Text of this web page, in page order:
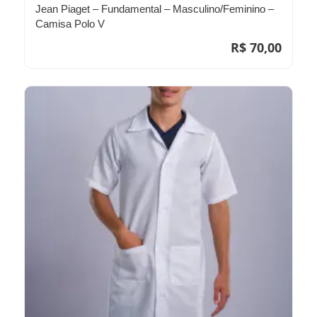
Jean Piaget – Fundamental – Masculino/Feminino –
Camisa Polo V
R$ 70,00